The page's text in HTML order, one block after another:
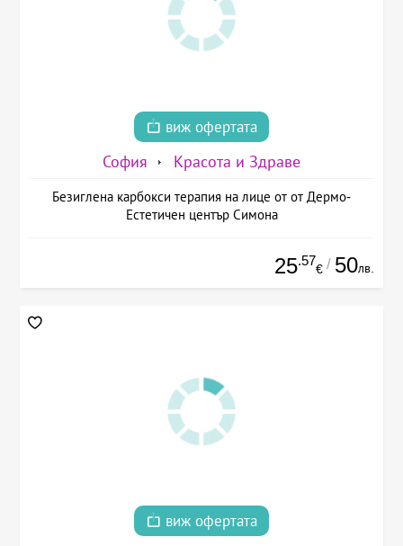
виж офертата
София Красота и Здраве
Безиглена карбокси терапия на лице от от Дермо-
Естетичен център Симона
25.57
€ / 50лв.
виж офертата